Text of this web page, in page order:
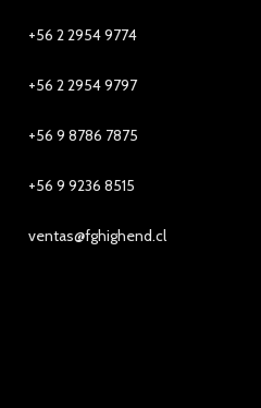
+56 2 2954 9774
+56 2 2954 9797
+56 9 8786 7875
+56 9 9236 8515
ventas@fghighend.cl